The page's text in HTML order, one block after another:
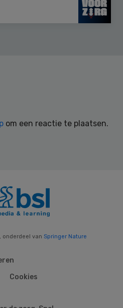
om een reactie te plaatsen.
, onderdeel van Springer Nature
Cookies